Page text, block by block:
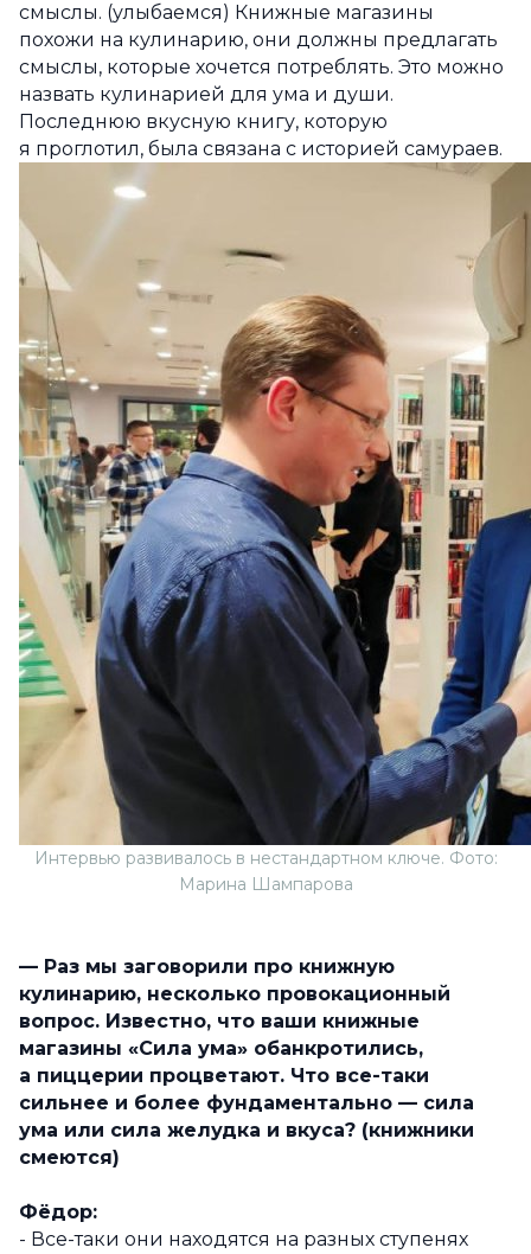
смыслы. (улыбаемся) Книжные магазины
похожи на кулинарию, они должны предлагать
смыслы, которые хочется потреблять. Это можно
назвать кулинарией для ума и души.
Последнюю вкусную книгу, которую
я проглотил, была связана с историей самураев.
Интервью развивалось в нестандартном ключе. Фото:
Марина Шампарова
— Раз мы заговорили про книжную
кулинарию, несколько провокационный
вопрос. Известно, что ваши книжные
магазины «Сила ума» обанкротились,
а пиццерии процветают. Что все-таки
сильнее и более фундаментально — сила
ума или сила желудка и вкуса? (книжники
смеются)
Фёдор:
- Все-таки они находятся на разных ступенях